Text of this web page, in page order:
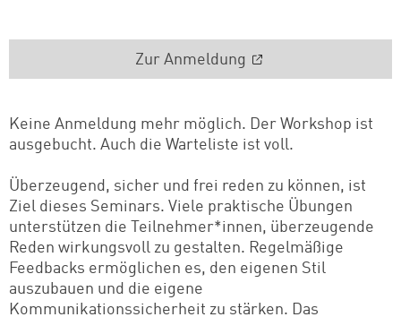
Zur Anmeldung
Keine Anmeldung mehr möglich. Der Workshop ist
ausgebucht. Auch die Warteliste ist voll.
Überzeugend, sicher und frei reden zu können, ist
Ziel dieses Seminars. Viele praktische Übungen
unterstützen die Teilnehmer*innen, überzeugende
Reden wirkungsvoll zu gestalten. Regelmäßige
Feedbacks ermöglichen es, den eigenen Stil
auszubauen und die eigene
Kommunikationssicherheit zu stärken. Das